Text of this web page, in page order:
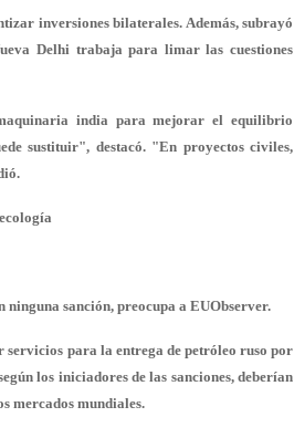
inversiones bilaterales. Además, subrayó
Delhi trabaja para limar las cuestiones
india para mejorar el equilibrio
sustituir", destacó. "En proyectos civiles,
sanción, preocupa a EUObserver.
servicios para la entrega de petróleo ruso por
los iniciadores de las sanciones, deberían
mercados mundiales.